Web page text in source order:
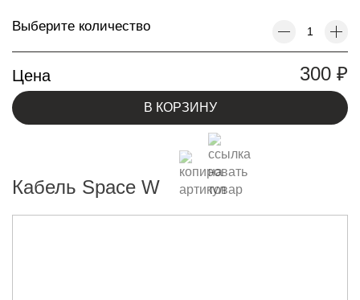
Выберите количество
Цена 300 ₽
В КОРЗИНУ
Кабель Space W